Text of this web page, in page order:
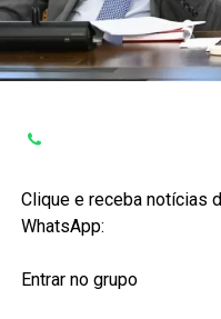
Clique e receba notícias
WhatsApp:
Entrar no grupo